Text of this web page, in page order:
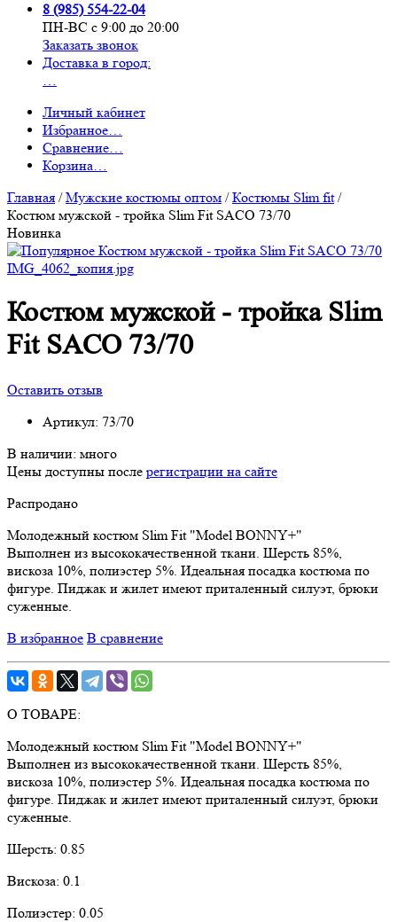
8 (985) 554-22-04
ПН-ВС с 9:00 до 20:00
Заказать звонок
Доставка в город:
…
Личный кабинет
Избранное…
Сравнение…
Корзина…
Главная /Мужские костюмы оптом /Костюмы Slim fit/
Костюм мужской - тройка Slim Fit SACO 73/70
Новинка
Костюм мужской - тройка Slim
Fit SACO 73/70
Оставить отзыв
Артикул: 73/70
В наличии: много
Цены доступны после регистрации на сайте
Распродано
Молодежный костюм Slim Fit "Model BONNY+"
Выполнен из высококачественной ткани. Шерсть 85%,
вискоза 10%, полиэстер 5%. Идеальная посадка костюма по
фигуре. Пиджак и жилет имеют приталенный силуэт, брюки
суженные.
В избранное В сравнение
О ТОВАРЕ:
Молодежный костюм Slim Fit "Model BONNY+"
Выполнен из высококачественной ткани. Шерсть 85%,
вискоза 10%, полиэстер 5%. Идеальная посадка костюма по
фигуре. Пиджак и жилет имеют приталенный силуэт, брюки
суженные.
Шерсть: 0.85
Вискоза: 0.1
Полиэстер: 0.05